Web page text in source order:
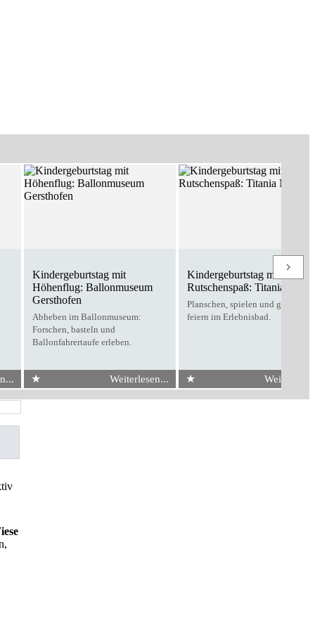
Kindergeburtstag mit
Höhenflug: Ballonmuseum
Gersthofen
Abheben im Ballonmuseum:
Forschen, basteln und
Ballonfahrertaufe erleben.
★ Weiterlesen...
Kindergeburtstag mit
Rutschenspaß: Titania
Planschen, spielen und
feiern im Erlebnisbad.
★